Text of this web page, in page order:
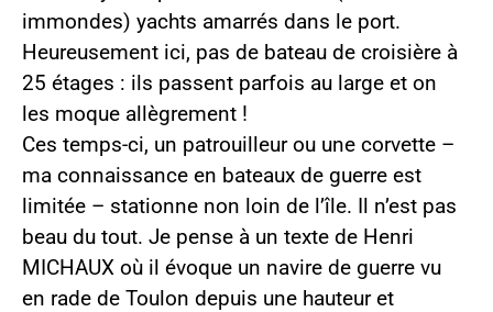
immondes) yachts amarrés dans le port.
Heureusement ici, pas de bateau de croisière à
25 étages : ils passent parfois au large et on
les moque allègrement !
Ces temps-ci, un patrouilleur ou une corvette –
ma connaissance en bateaux de guerre est
limitée – stationne non loin de l’île. Il n’est pas
beau du tout. Je pense à un texte de Henri
MICHAUX où il évoque un navire de guerre vu
en rade de Toulon depuis une hauteur et